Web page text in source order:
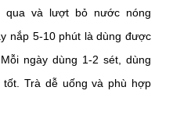
và lượt bỏ nước nóng
nắp 5-10 phút là dùng được
ngày dùng 1-2 sét, dùng
Trà dễ uống và phù hợp